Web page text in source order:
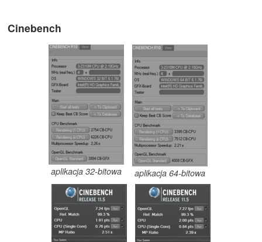
Cinebench
aplikacja 32-bitowa aplikacja 64-bitowa